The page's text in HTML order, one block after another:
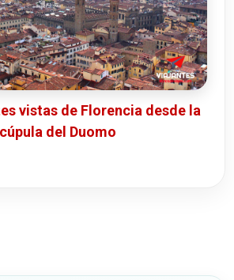
vistas de Florencia desde la
cúpula del Duomo